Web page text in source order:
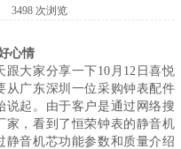
3498 次浏览
心情
跟大家分享一下10月12日喜悦
从广东深圳一位采购钟表配件
说起。由于客户是通过网络搜
家，看到了恒荣钟表的静音机
静音机芯功能参数和质量介绍